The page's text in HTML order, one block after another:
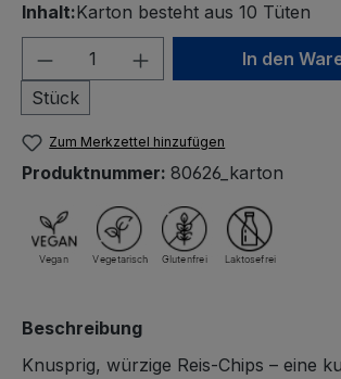
Inhalt:Karton besteht aus 10 Tüten
Produkt Anzahl: Gib den
Stück
In den
Zum Merkzettel hinzufügen
Produktnummer: 80626_karton
Beschreibung
Knusprig, würzige Reis-Chips – eine